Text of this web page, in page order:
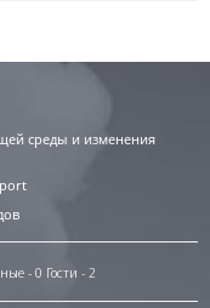
среды и изменения
- 0 Гости - 2